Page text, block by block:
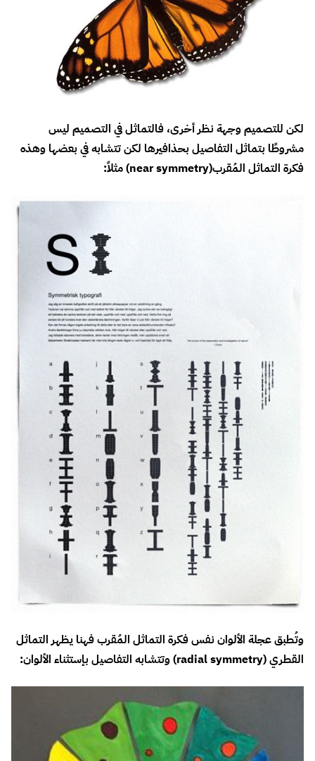
لكن للتصميم وجهة نظر أخرى، فالتماثل في التصميم ليس
مشروطًا بتماثل التفاصيل بحذافيرها لكن تتشابه في بعضها وهذه
فكرة التماثل المُقرب(near symmetry) مثلاً:
وتُطبق عجلة الألوان نفس فكرة التماثل المُقرب فهنا يظهر التماثل